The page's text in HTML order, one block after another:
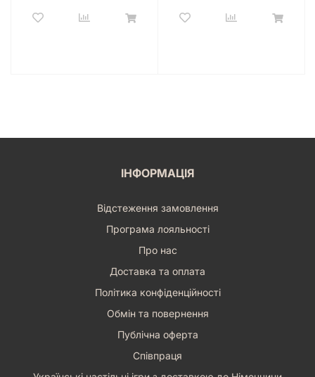
ІНФОРМАЦІЯ
Відстеження замовлення
Програма лояльності
Про нас
Доставка та оплата
Політика конфіденційності
Обмін та повернення
Публічна оферта
Співпраця